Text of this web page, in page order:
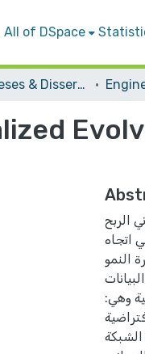
All of DSpace
Student Theses & Dissertations
الربح
اتجاه
النمو
وهي:
الشبكة